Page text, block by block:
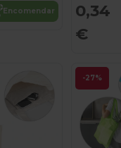
Encomendar
0,34
€
-27%